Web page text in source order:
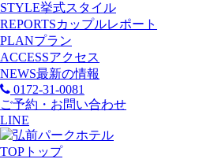
STYLE挙式スタイル
REPORTSカップルレポート
PLANプラン
ACCESSアクセス
NEWS最新の情報
0172-31-0081
ご予約・お問い合わせ
LINE
TOP トップ